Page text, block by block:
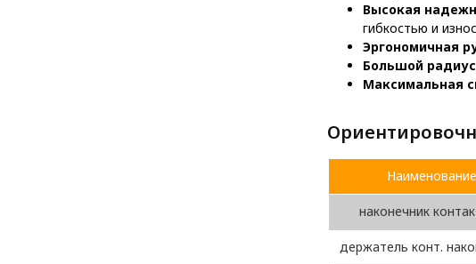
Высокая
гибкостью и
Эргономичная
Большой
Максимальная
Наименование
наконечник
держатель конт.